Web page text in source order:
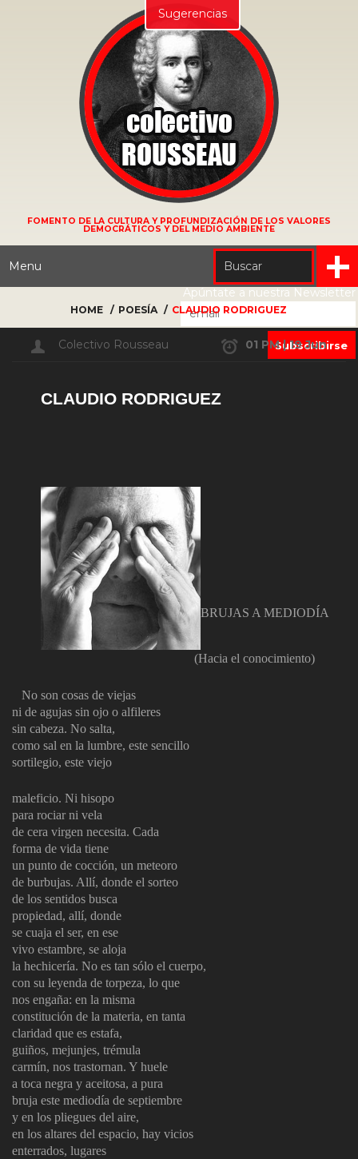
FOMENTO DE LA CULTURA Y PROFUNDIZACIÓN DE LOS VALORES
DEMOCRÁTICOS Y DEL MEDIO AMBIENTE
Menu
Apúntate a nuestra Newsletter
HOME POESÍA CLAUDIO RODRIGUEZ
Colectivo Rousseau 01 PM | 19 Jun
CLAUDIO RODRIGUEZ
BRUJAS A MEDIODÍA
(Hacia el conocimiento)
No son cosas de viejas
ni de agujas sin ojo o alfileres
sin cabeza. No salta,
como sal en la lumbre, este sencillo
sortilegio, este viejo
maleficio. Ni hisopo
para rociar ni vela
de cera virgen necesita. Cada
forma de vida tiene
un punto de cocción, un meteoro
de burbujas. Allí, donde el sorteo
de los sentidos busca
propiedad, allí, donde
se cuaja el ser, en ese
vivo estambre, se aloja
la hechicería. No es tan sólo el cuerpo,
con su leyenda de torpeza, lo que
nos engaña: en la misma
constitución de la materia, en tanta
claridad que es estafa,
guiños, mejunjes, trémula
carmín, nos trastornan. Y huele
a toca negra y aceitosa, a pura
bruja este mediodía de septiembre
y en los pliegues del aire,
en los altares del espacio, hay vicios
enterrados, lugares
Sugerencias